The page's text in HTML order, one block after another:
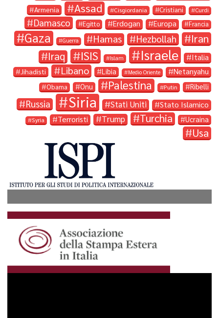
Armenia Assad Cisgiordania Cristiani Curdi
Damasco Egitto Erdogan Europa Francia
Gaza Guerra Hamas Hezbollah Iran
Iraq ISIS Islam Israele Italia
Jihadisti Libano Libia Medio Oriente Netanyahu
Obama Onu Palestina Putin Ribelli
Russia Siria Stati Uniti Stato Islamico
Syria Terroristi Trump Turchia Ucraina
Usa